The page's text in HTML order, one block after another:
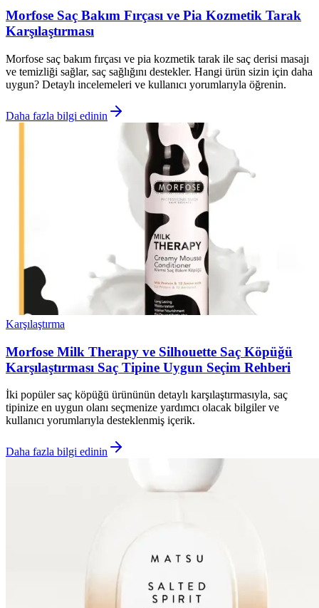
Morfose Saç Bakım Fırçası ve Pia Kozmetik Tarak
Karşılaştırması
Morfose saç bakım fırçası ve pia kozmetik tarak ile saç derisi masajı
ve temizliği sağlar, saç sağlığını destekler. Hangi ürün sizin için daha
uygun? Detaylı incelemeleri ve kullanıcı yorumlarıyla öğrenin.
Daha fazla bilgi edinin
Karşılaştırma
Morfose Milk Therapy ve Silhouette Saç Köpüğü
Karşılaştırması Saç Tipine Uygun Seçim Rehberi
İki popüler saç köpüğü ürününün detaylı karşılaştırmasıyla, saç
tipinize en uygun olanı seçmenize yardımcı olacak bilgiler ve
kullanıcı yorumlarıyla desteklenmiş içerik.
Daha fazla bilgi edinin